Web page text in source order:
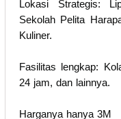
Lokasi Strategis:
Sekolah Pelita
Kuliner.
Fasilitas lengkap:
24 jam, dan lainnya.
Harganya hanya 3M